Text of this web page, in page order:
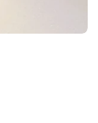
slide